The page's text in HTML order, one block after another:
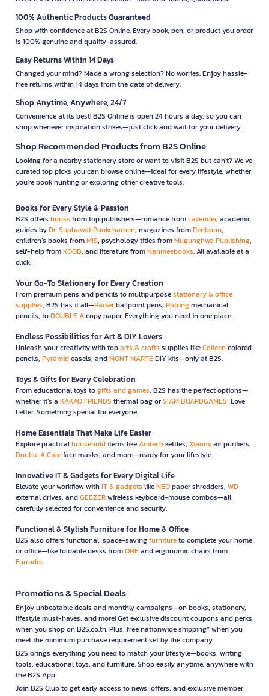
100% Authentic Products Guaranteed
Shop with confidence at B2S Online. Every book, pen, or product you order
is 100% genuine and quality-assured.
Easy Returns Within 14 Days
Changed your mind? Made a wrong selection? No worries. Enjoy hassle-
free returns within 14 days from the date of delivery.
Shop Anytime, Anywhere, 24/7
Convenience at its best! B2S Online is open 24 hours a day, so you can
shop whenever inspiration strikes—just click and wait for your delivery.
Shop Recommended Products from B2S Online
Looking for a nearby stationery store or want to visit B2S but can't? We’ve
curated top picks you can browse online—ideal for every lifestyle, whether
you're book hunting or exploring other creative tools.
Books for Every Style & Passion
B2S offers books from top publishers—romance fromLavender, academic
guides byDr. Suphawat Pookcharoen, magazines fromPenboon,
children’s books fromMIS, psychology titles fromMugunghwa Publishing,
self-help fromKOOB, and literature fromNanmeebooks. All available at a
click.
Your Go-To Stationery for Every Creation
From premium pens and pencils to multipurposestationary & office
supplies, B2S has it all—Parkerballpoint pens, Rotringmechanical
pencils, toDOUBLE Acopy paper. Everything you need in one place.
Endless Possibilities for Art & DIY Lovers
Unleash your creativity with toparts & crafts supplies likeColleencolored
pencils, Pyramideasels, andMONT MARTEDIY kits—only at B2S.
Toys & Gifts for Every Celebration
From educational toys togifts and games, B2S has the perfect options—
whether it’s a KAKAO FRIENDS thermal bag orSIAM BOARDGAMES’ Love
Letter. Something special for everyone.
Home Essentials That Make Life Easier
Explore practicalhouseholditems likeAnitechkettles, Xiaomiair purifiers,
Double A Careface masks, and more—ready for your lifestyle.
Innovative IT & Gadgets for Every Digital Life
Elevate your workflow withIT & gadgets likeNEOpaper shredders, WD
external drives, andGEEZERwireless keyboard-mouse combos—all
carefully selected for convenience and security.
Functional & Stylish Furniture for Home & Office
B2S also offers functional, space-savingfurnitureto complete your home
or office—like foldable desks fromONEand ergonomic chairs from
Furradec
Promotions & Special Deals
Enjoy unbeatable deals and monthly campaigns—on books, stationery,
lifestyle must-haves, and more! Get exclusive discount coupons and perks
when you shop on B2S.co.th. Plus, free nationwide shipping* when you
meet the minimum purchase requirement set by the company.
B2S brings everything you need to match your lifestyle—books, writing
tools, educational toys, and furniture. Shop easily anytime, anywhere with
the B2S App.
Join B2S Club to get early access to news, offers, and exclusive member